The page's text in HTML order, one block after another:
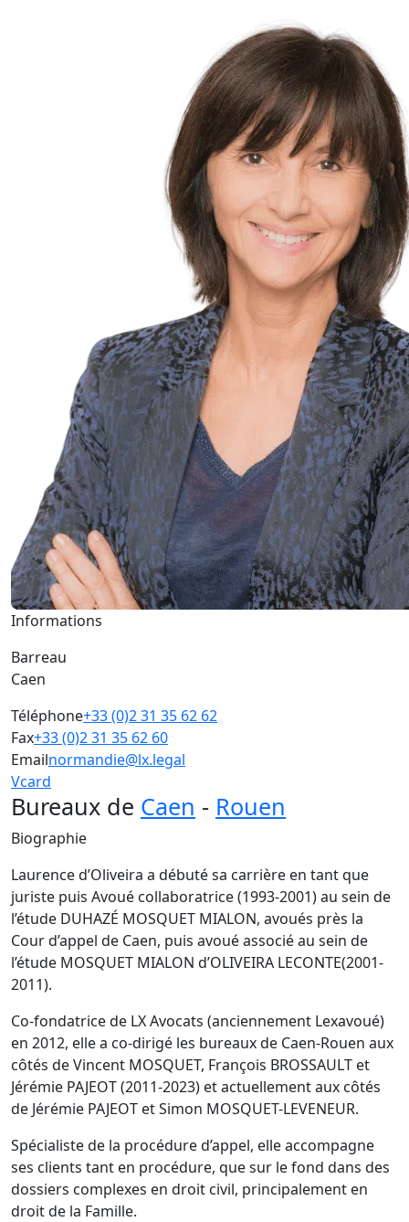
Bureaux de Caen - Rouen
Biographie
Laurence d’Oliveira a débuté sa carrière en tant que
juriste puis Avoué collaboratrice (1993-2001) au sein de
l’étude DUHAZÉ MOSQUET MIALON, avoués près la
Cour d’appel de Caen, puis avoué associé au sein de
l’étude MOSQUET MIALON d’OLIVEIRA LECONTE(2001-
2011).
Co-fondatrice de LX Avocats (anciennement Lexavoué)
en 2012, elle a co-dirigé les bureaux de Caen-Rouen aux
côtés de Vincent MOSQUET, François BROSSAULT et
Jérémie PAJEOT (2011-2023) et actuellement aux côtés
de Jérémie PAJEOT et Simon MOSQUET-LEVENEUR.
Spécialiste de la procédure d’appel, elle accompagne
ses clients tant en procédure, que sur le fond dans des
dossiers complexes en droit civil, principalement en
droit de la Famille.
Informations
Barreau
Caen
Téléphone+33 (0)2 31 35 62 62
Fax+33 (0)2 31 35 62 60
Emailnormandie@lx.legal
Vcard